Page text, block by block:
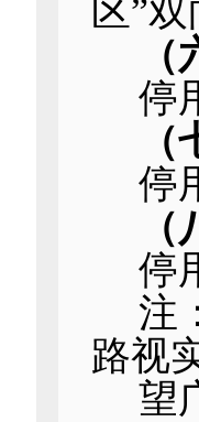
区”
（
停
（
停
（
停
注
路视
望